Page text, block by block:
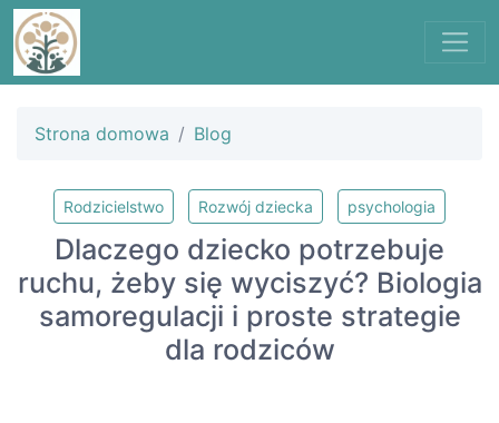
Strona domowa Blog
Rodzicielstwo Rozwój dziecka psychologia
Dlaczego dziecko potrzebuje
ruchu, żeby się wyciszyć? Biologia
samoregulacji i proste strategie
dla rodziców